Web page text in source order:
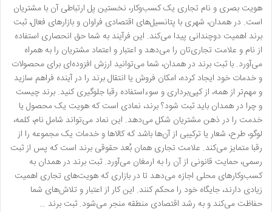
هویت بصری و نام تجاری یک کسب‌وکار، نخستین پل ارتباطی آن با مشتریان
است. در همدان، شهری با پتانسیل‌های اقتصادی فراوان و بازارهای فعال، ثبت
برند اهمیت دوچندانی پیدا می‌کند. این فرآیند به شما حق انحصاری استفاده
از نام و علامت تجاری‌تان را می‌دهد و اعتبار و اعتماد مشتریان را به همراه
می‌آورد. با ثبت برند در همدان، شما می‌توانید ارزش افزوده‌ای برای محصولات
و خدمات خود ایجاد کرده، امکان فروش یا انتقال برند را در آینده فراهم سازید
و مهم‌تر از همه، از کپی‌برداری و سوءاستفاده رقبا جلوگیری کنید. برند چیست
و چرا در همدان باید ثبت شود؟ برند، نمادی است که هویت یک محصول یا
خدمت را در ذهن مشتریان شکل می‌دهد. این نماد می‌تواند شامل نام، کلمه،
لوگو، طرح، شعار یا ترکیبی از آن‌ها باشد که کالاها و خدمات یک مجموعه را از
رقبا متمایز می‌کند. علامت تجاری همان بُعد حقوقی برند است که پس از ثبت
رسمی، حمایت قانونی از آن را به ارمغان می‌آورد. ثبت برند در همدان به
کسب‌وکارهای محلی اجازه می‌دهد تا در بازاری که هویت‌های تجاری اهمیت
زیادی دارند، جایگاه خود را محکم کنند. این کار از اعتبار و تلاش‌های شما
حفاظت می‌کند و به رشد اقتصادی منطقه منجر می‌شود. ثبت برند …